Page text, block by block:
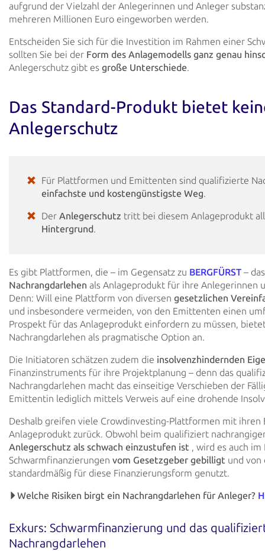
aufgrund der Vielzahl der Anlegerinnen und Anleger
mehreren Millionen Euro eingeworben werden.
Entscheiden Sie sich für die Investition im Rahmen einer
sollten Sie bei der Form des Anlagemodells ganz genau
Anlegerschutz gibt es große Unterschiede.
Das Standard-Produkt bietet
Anlegerschutz
Für Plattformen und Emittenten sind qualifizierte
einfachste und kostengünstigste Weg.
Der Anlegerschutz tritt bei diesem Anlageprodukt
Hintergrund.
Es gibt Plattformen, die – im Gegensatz zu BERGFÜRST –
Nachrangdarlehen als Anlageprodukt für ihre Anlegerinnen
Denn: Will eine Plattform von diversen gesetzlichen
und insbesondere vermeiden, von den Emittenten einen
Prospekt für das Anlageprodukt einfordern zu müssen,
Nachrangdarlehen als pragmatische Option an.
Die Initiatoren schätzen zudem die insolvenzhindernden
Finanzinstruments für ihre Projektplanung – denn das
Nachrangdarlehen macht das einseitige Verschieben der
Emittentin lediglich mittels Verweis auf eine drohende
Deshalb greifen viele Crowdinvesting-Plattformen mit ihren
Anlageprodukt zurück. Obwohl beim qualifiziert
Anlegerschutz als schwach einzustufen ist , wird es auch im
Schwarmfinanzierungen vom Gesetzgeber gebilligt und
standardmäßig für diese Finanzierungsform genutzt.
Welche Risiken birgt ein Nachrangdarlehen für Anleger?
Exkurs: Schwarmfinanzierung und das
Nachrangdarlehen